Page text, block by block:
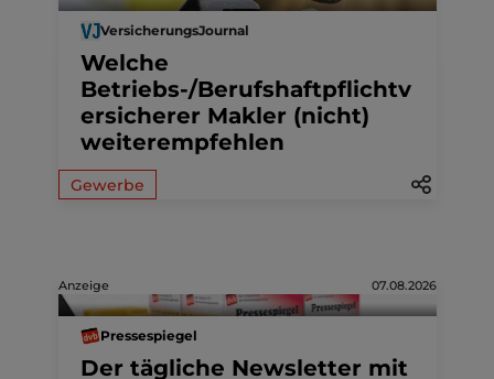
VersicherungsJournal
Welche
Betriebs-/Berufshaftpflichtv
ersicherer Makler (nicht)
weiterempfehlen
Gewerbe
Anzeige 07.08.2026
Pressespiegel
Der tägliche Newsletter mit